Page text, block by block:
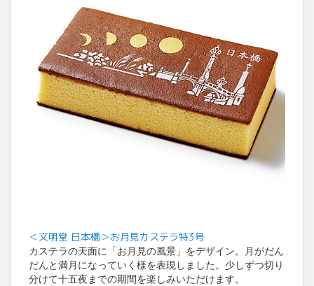
＜文明堂 日本橋＞お月見カステラ特3号
カステラの天面に「お月見の風景」をデザイン。月がだん
だんと満月になっていく様を表現しました。少しずつ切り
分けて十五夜までの期間を楽しみいただけます。